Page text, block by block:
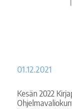
01.12.2021
Kesän 2022